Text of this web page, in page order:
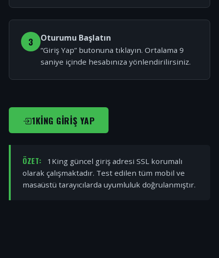
3 Oturumu Başlatın
“Giriş Yap” butonuna tıklayın. Ortalama 9
saniye içinde hesabınıza yönlendirilirsiniz.
1KING GIRIŞ YAP
ÖZET:
1King güncel giriş adresi SSL korumalı
olarak çalışmaktadır. Test edilen tüm mobil ve
masaüstü tarayıcılarda uyumluluk doğrulanmıştır.